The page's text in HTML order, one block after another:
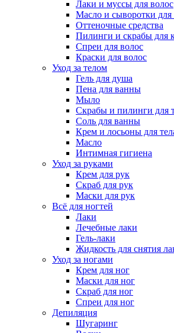
Лаки и муссы для волос
Масло и сыворотки для
Оттеночные средства
Пилинги и скрабы для
Спреи для волос
Краски для волос
Уход за телом
Гель для душа
Пена для ванны
Мыло
Скрабы и пилинги для
Соль для ванны
Крем и лосьоны для
Масло
Интимная гигиена
Уход за руками
Крем для рук
Скраб для рук
Маски для рук
Всё для ногтей
Лаки
Лечебные лаки
Гель-лаки
Жидкость для снятия
Уход за ногами
Крем для ног
Маски для ног
Скраб для ног
Спреи для ног
Депиляция
Шугаринг